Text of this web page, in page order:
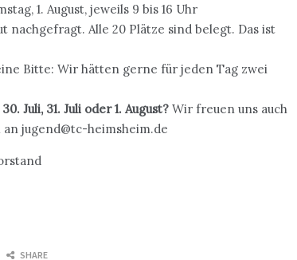
1. August, jeweils 9 bis 16 Uhr
nachgefragt. Alle 20 Plätze sind belegt. Das ist
Bitte: Wir hätten gerne für jeden Tag zwei
Juli, 31. Juli oder 1. August? Wir freuen uns auch
jugend@tc-heimsheim.de
SHARE